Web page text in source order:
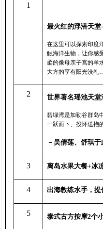
1
最火红的浮潜天堂
在这里可以探索印度
触海洋生物，让你感
柔的像母亲子宫的羊
大方的享有阳光洗礼
2 世界著名瑶池天堂
碧绿湾是加勒谷群岛
一跃而下、投怀送抱
－吴倩莲、舒琪
3 离岛水果大餐+冰
4 出海教练水手，提
5 泰式古方按摩2个